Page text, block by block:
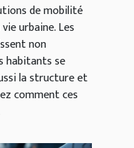
de mobilité
urbaine. Les
non
habitants se
la structure et
comment ces